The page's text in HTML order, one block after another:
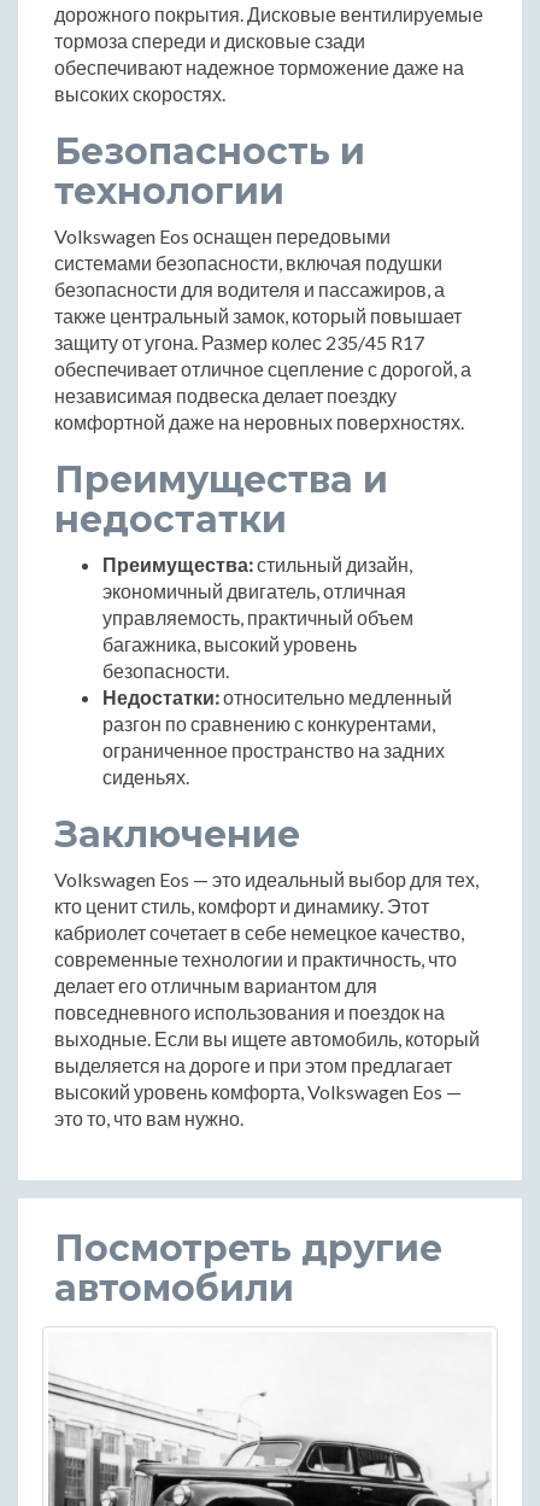
дорожного покрытия. Дисковые вентилируемые
тормоза спереди и дисковые сзади
обеспечивают надежное торможение даже на
высоких скоростях.
Безопасность и
технологии
Volkswagen Eos оснащен передовыми
системами безопасности, включая подушки
безопасности для водителя и пассажиров, а
также центральный замок, который повышает
защиту от угона. Размер колес 235/45 R17
обеспечивает отличное сцепление с дорогой, а
независимая подвеска делает поездку
комфортной даже на неровных поверхностях.
Преимущества и
недостатки
Преимущества:стильный дизайн,
экономичный двигатель, отличная
управляемость, практичный объем
багажника, высокий уровень
безопасности.
Недостатки:относительно медленный
разгон по сравнению с конкурентами,
ограниченное пространство на задних
сиденьях.
Заключение
Volkswagen Eos — это идеальный выбор для тех,
кто ценит стиль, комфорт и динамику. Этот
кабриолет сочетает в себе немецкое качество,
современные технологии и практичность, что
делает его отличным вариантом для
повседневного использования и поездок на
выходные. Если вы ищете автомобиль, который
выделяется на дороге и при этом предлагает
высокий уровень комфорта, Volkswagen Eos —
это то, что вам нужно.
Посмотреть другие
автомобили